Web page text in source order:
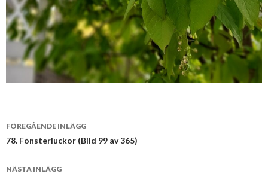
Inläggsnavigering
FÖREGÅENDE INLÄGG
78. Fönsterluckor (Bild 99 av 365)
NÄSTA INLÄGG